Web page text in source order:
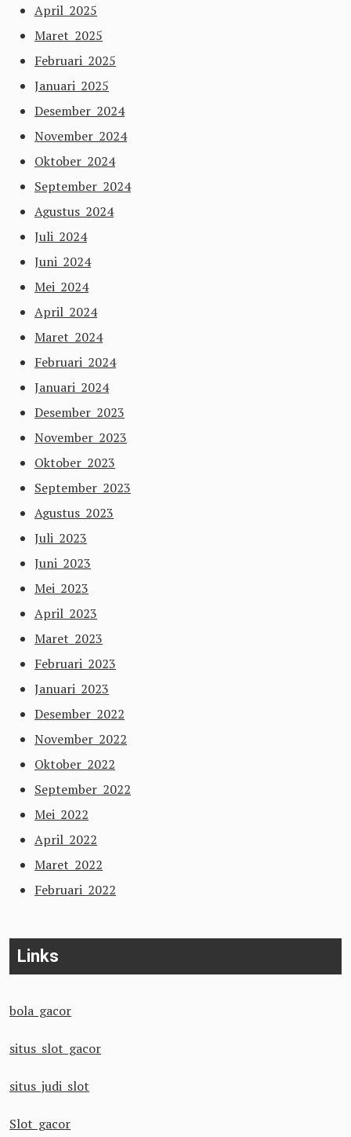
April 2025
Maret 2025
Februari 2025
Januari 2025
Desember 2024
November 2024
Oktober 2024
September 2024
Agustus 2024
Juli 2024
Juni 2024
Mei 2024
April 2024
Maret 2024
Februari 2024
Januari 2024
Desember 2023
November 2023
Oktober 2023
September 2023
Agustus 2023
Juli 2023
Juni 2023
Mei 2023
April 2023
Maret 2023
Februari 2023
Januari 2023
Desember 2022
November 2022
Oktober 2022
September 2022
Mei 2022
April 2022
Maret 2022
Februari 2022
Links
bola gacor
situs slot gacor
situs judi slot
Slot gacor